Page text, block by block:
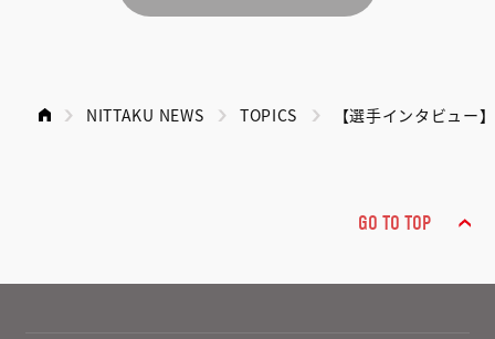
NITTAKU NEWS TOPICS 【選手インタビュ
GO TO TOP